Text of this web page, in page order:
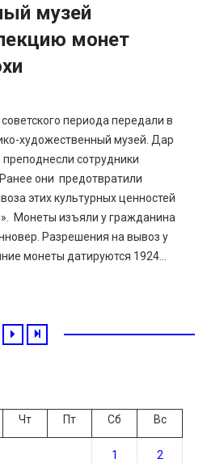
музей
монет
периода передали в
художественный музей. Дар
сотрудники
они предотвратили
этих культурных ценностей
Монеты изъяли у гражданина
Разрешения на вывоз у
монеты датируются 1924...
Чт Пт Сб Вс
1 2